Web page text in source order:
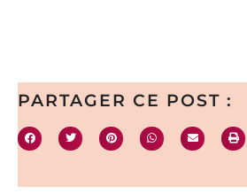
PARTAGER CE POST :